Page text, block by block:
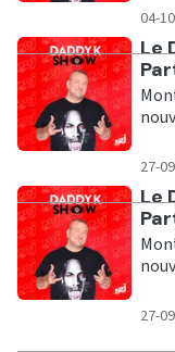
04-
Le
27-
Le
27-